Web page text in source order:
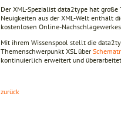
Der XML-Spezialist data2type hat
Neuigkeiten aus der XML-Welt enthält
kostenlosen Online-
Mit ihrem Wissenspool stellt die
Themenschwerpunkt XSL über
kontinuierlich erweitert und
zurück